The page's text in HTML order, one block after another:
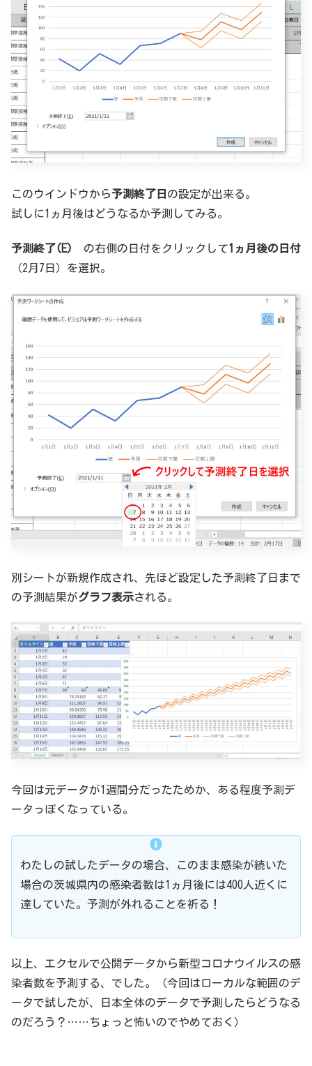
このウインドウから予測終了日 の設定が出来る。
試しに1ヵ月後はどうなるか予測してみる。
予測終了(E) の右側の日付をクリックして1ヵ月後の日付
（2月7日）を選択。
別シートが新規作成され、先ほど設定した予測終了日まで
の予測結果がグラフ表示される。
今回は元データが1週間分だったためか、ある程度予測デ
ータっぽくなっている。
わたしの試したデータの場合、このまま感染が続いた
場合の茨城県内の感染者数は1ヵ月後には400人近くに
達していた。予測が外れることを祈る！
以上、エクセルで公開データから新型コロナウイルスの感
染者数を予測する、でした。（今回はローカルな範囲のデ
ータで試したが、日本全体のデータで予測したらどうなる
のだろう？……ちょっと怖いのでやめておく）